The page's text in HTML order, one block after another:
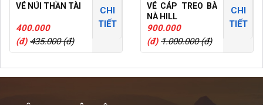
VÉ NÚI THẦN TÀI
400.000
(đ) 435.000 (đ)
CHI
TIẾT
VÉ CÁP TREO BÀ
NÀ HILL
900.000
(đ) 1.000.000 (đ)
CHI
TIẾT